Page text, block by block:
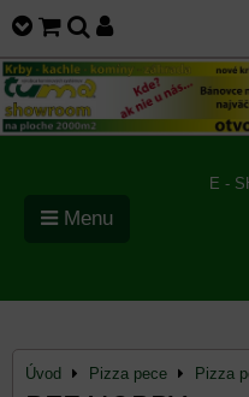
E -
Menu
Úvod Pizza pece Pizza